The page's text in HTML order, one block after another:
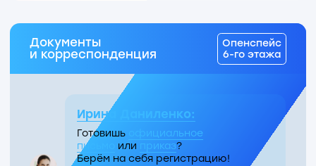
Medtech.family
Здесь обсуждаются и готовятся
подарки для коллег по случаю их Дней
рождения и других значимых событий
Лента Битрикс24
Поздравить коллегу